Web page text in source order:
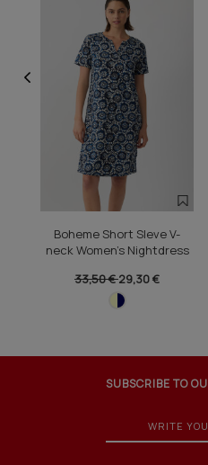
Boheme Short Sleve V-
neck Women's Nightdress
33,50 €29,30 €
SUBSCRIBE TO